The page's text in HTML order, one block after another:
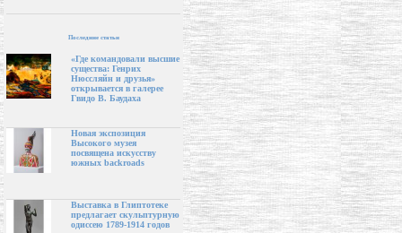
Последние статьи
«Где командовали высшие
существа: Генрих
Нюссляйн и друзья»
открывается в галерее
Гвидо В. Баудаха
Новая экспозиция
Высокого музея
посвящена искусству
южных backroads
Выставка в Глиптотеке
предлагает скульптурную
одиссею 1789-1914 годов